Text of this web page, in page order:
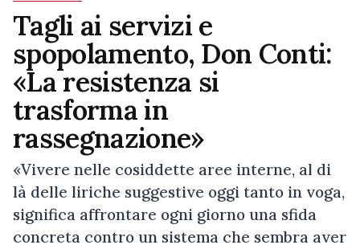
Tagli ai servizi e
spopolamento, Don Conti:
«La resistenza si
trasforma in
rassegnazione»
«Vivere nelle cosiddette aree interne, al di
là delle liriche suggestive oggi tanto in voga,
significa affrontare ogni giorno una sfida
concreta contro un sistema che sembra aver